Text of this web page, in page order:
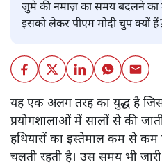
जुमे की नमाज़ का समय बदलने का
इसको लेकर पीएम मोदी चुप क्यों हैं?
यह एक अलग तरह का युद्ध है
प्रयोगशालाओं में सालों से की
हथियारों का इस्तेमाल कम से कम
चलती रहती है। उस समय भी